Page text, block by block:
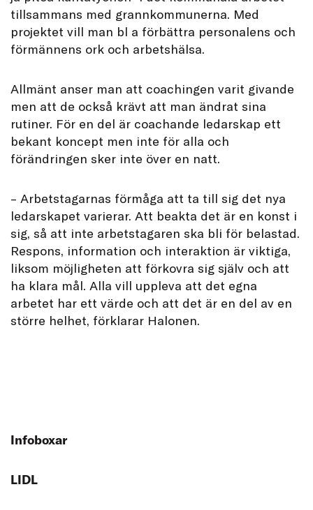
tillsammans med grannkommunerna. Med
projektet vill man bl a förbättra personalens och
förmännens ork och arbetshälsa.
Allmänt anser man att coachingen varit givande
men att de också krävt att man ändrat sina
rutiner. För en del är coachande ledarskap ett
bekant koncept men inte för alla och
förändringen sker inte över en natt.
– Arbetstagarnas förmåga att ta till sig det nya
ledarskapet varierar. Att beakta det är en konst i
sig, så att inte arbetstagaren ska bli för belastad.
Respons, information och interaktion är viktiga,
liksom möjligheten att förkovra sig själv och att
ha klara mål. Alla vill uppleva att det egna
arbetet har ett värde och att det är en del av en
större helhet, förklarar Halonen.
Infoboxar
LIDL